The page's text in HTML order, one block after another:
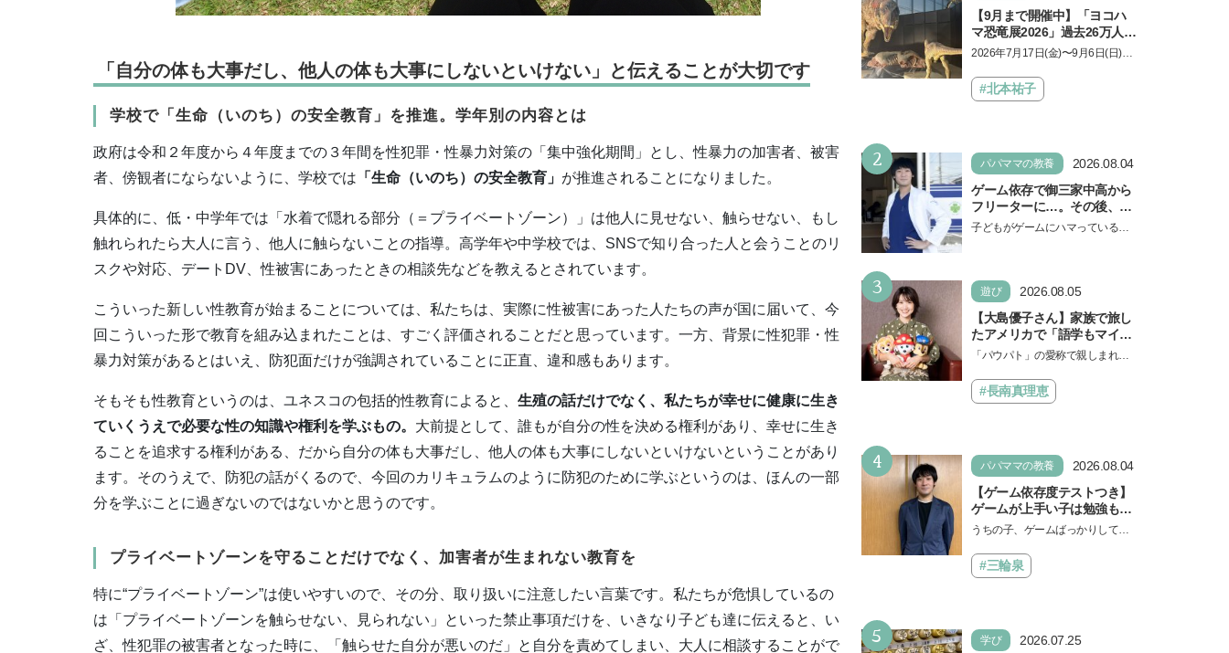
「自分の体も大事だし、他人の体も大事にしないといけない」と伝えることが大切です
学校で「生命（いのち）の安全教育」を推進。学年別の内容とは
政府は令和２年度から４年度までの３年間を性犯罪・性暴力対策の「集中強化期間」とし、性暴力の加害者、被害
者、傍観者にならないように、学校では 「生命（いのち）の安全教育」 が推進されることになりました。
具体的に、低・中学年では「水着で隠れる部分（＝プライベートゾーン）」は他人に見せない、触らせない、もし
触れられたら大人に言う、他人に触らないことの指導。高学年や中学校では、SNSで知り合った人と会うことのリ
スクや対応、デートDV、性被害にあったときの相談先などを教えるとされています。
こういった新しい性教育が始まることについては、私たちは、実際に性被害にあった人たちの声が国に届いて、今
回こういった形で教育を組み込まれたことは、すごく評価されることだと思っています。一方、背景に性犯罪・性
暴力対策があるとはいえ、防犯面だけが強調されていることに正直、違和感もあります。
そもそも性教育というのは、ユネスコの包括的性教育によると、 生殖の話だけでなく、私たちが幸せに健康に生き
ていくうえで必要な性の知識や権利を学ぶもの。 大前提として、誰もが自分の性を決める権利があり、幸せに生き
ることを追求する権利がある、だから自分の体も大事だし、他人の体も大事にしないといけないということがあり
ます。そのうえで、防犯の話がくるので、今回のカリキュラムのように防犯のために学ぶというのは、ほんの一部
分を学ぶことに過ぎないのではないかと思うのです。
プライベートゾーンを守ることだけでなく、加害者が生まれない教育を
特に“プライベートゾーン”は使いやすいので、その分、取り扱いに注意したい言葉です。私たちが危惧しているの
は「プライベートゾーンを触らせない、見られない」といった禁止事項だけを、いきなり子ども達に伝えると、い
ざ、性犯罪の被害者となった時に、「触らせた自分が悪いのだ」と自分を責めてしまい、大人に相談することがで
【9月まで開催中】「ヨコハ
マ恐竜展2026」過去26万人を
動員した恐竜展が9年ぶりに
しむポイントを完全ガイド
2026年7月17日(金)〜9月6日(日)、
「ヨコハマ恐竜展2026〜恐竜の食
卓大図鑑〜」が開催…
#北本祐子
2 パパママの教養
2026.08.04
ゲーム依存で御三家中高から
フリーターに…。その後、医
学部へ逆転合格した現役医師
子どもがゲームにハマっている
3 遊び
2026.08.05
【大島優子さん】家族で旅し
たアメリカで「語学もマイン
ドも！ 子どもの成長はすごか
『パウ・パトロール ザ・ダイ
ノ・ムービー』ではあきらめ
「パウパト」の愛称で親しまれる
の劇場版シリーズ第3弾、映画『パ
ウ・パトロール ザ…
#長南真理恵
4 パパママの教養
2026.08.04
【ゲーム依存度テストつき】
ゲームが上手い子は勉強もで
きる？御三家中高卒でゲーマ
えるゲームしながら受験で勝
つためのメソッド
うちの子、ゲームばっかりしてい
言し、子どもとトラブルになる家
庭は多いもの。でも…
#三輪泉
5 学び
2026.07.25